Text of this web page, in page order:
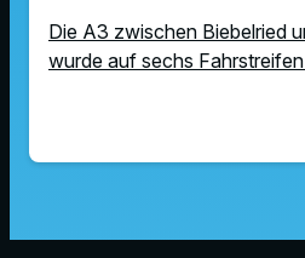
Die A3 zwischen Biebelried
wurde auf sechs